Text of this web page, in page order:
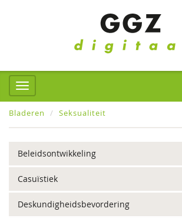
Bladeren Seksualiteit
Beleidsontwikkeling
Casuïstiek
Deskundigheidsbevordering